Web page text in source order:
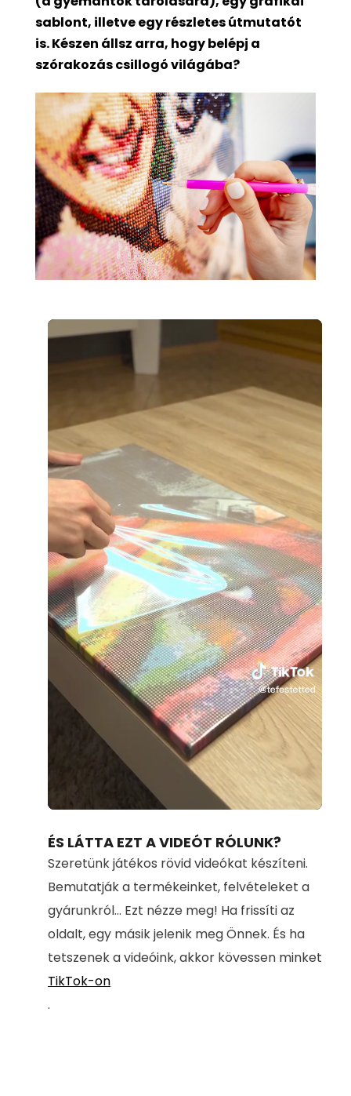
sablont, illetve egy részletes útmutatót
is. Készen állsz arra, hogy belépj a
szórakozás csillogó világába?
96.40%
ÉS LÁTTA EZT A VIDEÓT RÓLUNK?
Szeretünk játékos rövid videókat készíteni.
Bemutatják a termékeinket, felvételeket a
gyárunkról... Ezt nézze meg! Ha frissíti az
oldalt, egy másik jelenik meg Önnek. És ha
tetszenek a videóink, akkor kövessen minket
TikTok-on
.